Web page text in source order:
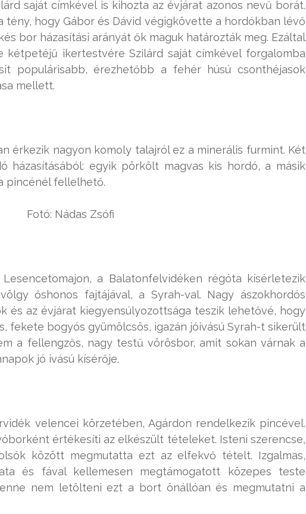
saját címkével is kihozta az évjárat azonos nevű borát.
tény, hogy Gábor és Dávid végigkövette a hordókban lévő
bor házasítási arányát ők maguk határozták meg. Ezáltal
kétpetéjű ikertestvére Szilárd saját címkével forgalomba
populárisabb, érezhetőbb a fehér húsú csonthéjasok
mellett.
érkezik nagyon komoly talajról ez a minerális furmint. Két
házasításából: egyik pörkölt magvas kis hordó, a másik
pincénél fellelhető.
Fotó: Nádas Zsófi
a Balatonfelvidéken régóta kísérletezik
őshonos fajtájával, a Syrah-val. Nagy ászokhordós
és az évjárat kiegyensúlyozottsága teszik lehetővé, hogy
fekete bogyós gyümölcsös, igazán jóivású Syrah-t sikerült
a fellengzős, nagy testű vörösbor, amit sokan várnak a
jó ivású kísérője.
velencei körzetében, Agárdon rendelkezik pincével.
értékesíti az elkészült tételeket. Isteni szerencse,
között megmutatta ezt az elfekvő tételt. Izgalmas,
és fával kellemesen megtámogatott közepes teste
nem letölteni ezt a bort önállóan és megmutatni a